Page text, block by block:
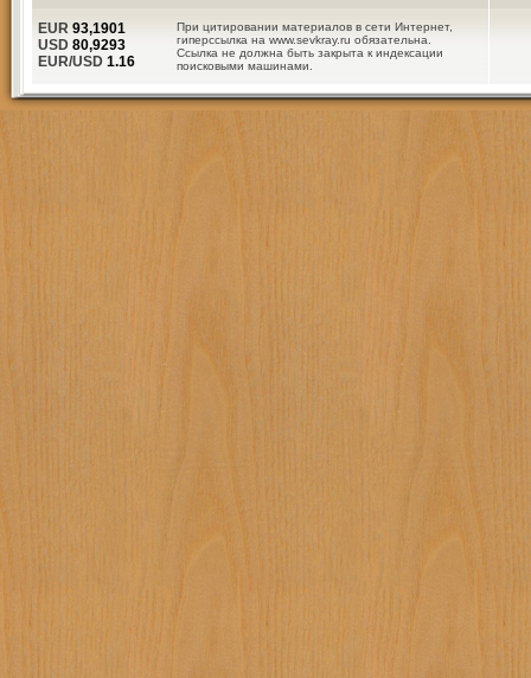
При цитировании материалов в сети Интернет,
гиперссылка на www.sevkray.ru обязательна.
Ссылка не должна быть закрыта к индексации
поисковыми машинами.
EUR 93,1901
USD 80,9293
EUR/USD 1.16